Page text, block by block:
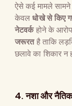
ऐसे कई मामले
केवलधोखे से किए
नेटवर्कहोने के
जरूरतहै ताकि
छलावे का शिकार न
4.नशा और